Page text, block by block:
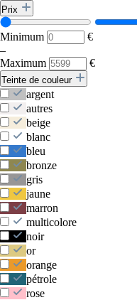
Prix
Minimum
€
–
Maximum
€
Teinte de couleur
argent
autres
beige
blanc
bleu
bronze
gris
jaune
marron
multicolore
noir
or
orange
pétrole
rose